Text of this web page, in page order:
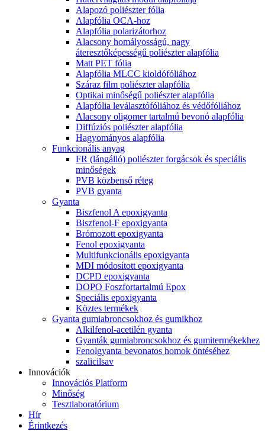
Alapozó poliészter fólia
Alapfólia OCA-hoz
Alapfólia polarizátorhoz
Alacsony homályosságú, nagy
áteresztőképességű poliészter alapfólia
Matt PET fólia
Alapfólia MLCC kioldófóliához
Száraz film poliészter alapfólia
Optikai minőségű poliészter alapfólia
Alapfólia leválasztófóliához és védőfóliához
Alacsony oligomer tartalmú bevonó alapfólia
Diffúziós poliészter alapfólia
Hagyományos alapfólia
Funkcionális anyag
FR (lángálló) poliészter forgácsok és speciális
minőségek
PVB közbenső réteg
PVB gyanta
Gyanta
Biszfenol A epoxigyanta
Biszfenol-F epoxigyanta
Brómozott epoxigyanta
Fenol epoxigyanta
Multifunkcionális epoxigyanta
MDI módosított epoxigyanta
DCPD epoxigyanta
DOPO Foszfortartalmú Epox
Speciális epoxigyanta
Köztes termékek
Gyanta gumiabroncsokhoz és gumikhoz
Alkilfenol-acetilén gyanta
Gyanták gumiabroncsokhoz és gumitermékekhez
Fenolgyanta bevonatos homok öntéséhez
szalicilsav
Innovációk
Innovációs Platform
Minőség
Tesztlaboratórium
Hír
Érintkezés